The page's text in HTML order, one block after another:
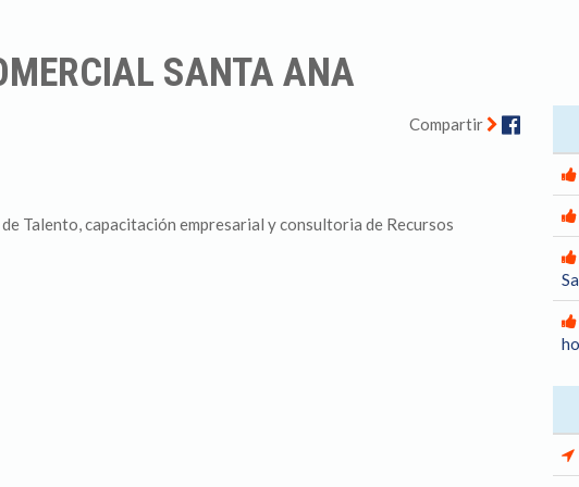
SANTA ANA
Compartir
de Talento, capacitación empresarial y consultoria de Recursos